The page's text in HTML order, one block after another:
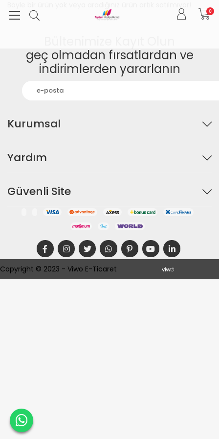
0
geç olmadan fırsatlardan ve
indirimlerden yararlanın
Kurumsal
Yardım
Güvenli Site
Copyright © 2023 - Viwo E-Ticaret